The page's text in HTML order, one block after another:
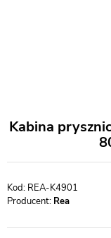
Kabina
REA-K4901
Producent: Rea